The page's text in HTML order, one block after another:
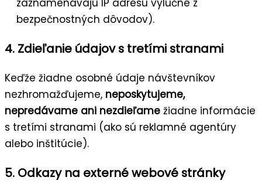
bezpečnostných dôvodov).
4. Zdieľanie údajov s tretími stranami
Keďže žiadne osobné údaje návštevníkov
nezhromažďujeme, neposkytujeme,
nepredávame ani nezdieľame žiadne informácie
s tretími stranami (ako sú reklamné agentúry
alebo inštitúcie).
5. Odkazy na externé webové stránky